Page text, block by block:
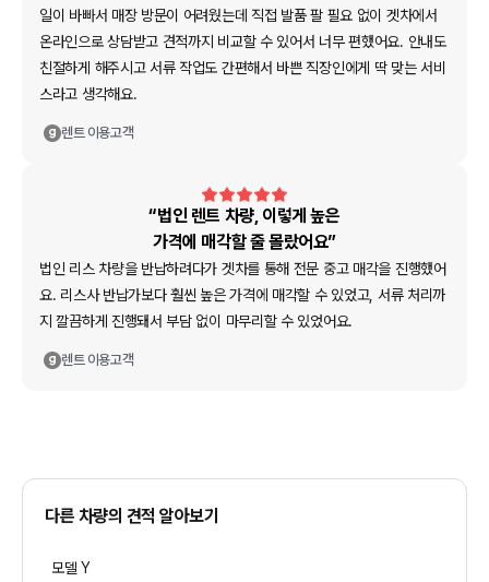
일이 바빠서 매장 방문이 어려웠는데 직접 발품 팔 필요 없이 겟차에서
온라인으로 상담받고 견적까지 비교할 수 있어서 너무 편했어요. 안내도
친절하게 해주시고 서류 작업도 간편해서 바쁜 직장인에게 딱 맞는 서비
스라고 생각해요.
렌트 이용고객
“법인 렌트 차량, 이렇게 높은
가격에 매각할 줄 몰랐어요”
법인 리스 차량을 반납하려다가 겟차를 통해 전문 중고 매각을 진행했어
요. 리스사 반납가보다 훨씬 높은 가격에 매각할 수 있었고, 서류 처리까
지 깔끔하게 진행돼서 부담 없이 마무리할 수 있었어요.
렌트 이용고객
다른 차량의 견적 알아보기
모델 Y